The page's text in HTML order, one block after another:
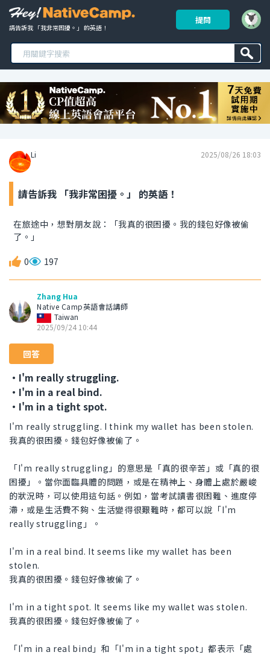
請告訴我 「我非常困擾。」 的英語！
提問
Li 2025/08/26 18:03
請告訴我 「我非常困擾。」 的英語！
在旅途中，想對朋友說：「我真的很困擾。我的錢包好像被偷
了。」
0 197
Zhang Hua
Native Camp英語會話講師
Taiwan
2025/09/24 10:44
回答
・I'm really struggling.
・I'm in a real bind.
・I'm in a tight spot.
I'm really struggling. I think my wallet has been stolen.
我真的很困擾。錢包好像被偷了。
「I'm really struggling」的意思是「真的很辛苦」或「真的很
困擾」。當你面臨具體的問題，或是在精神上、身體上處於嚴峻
的狀況時，可以使用這句話。例如，當考試讀書很困難、進度停
滯，或是生活費不夠、生活變得很艱難時，都可以說「I'm
really struggling」。
I'm in a real bind. It seems like my wallet has been
stolen.
我真的很困擾。錢包好像被偷了。
I'm in a tight spot. It seems like my wallet was stolen.
我真的很困擾。錢包好像被偷了。
「I'm in a real bind」和「I'm in a tight spot」都表示「處